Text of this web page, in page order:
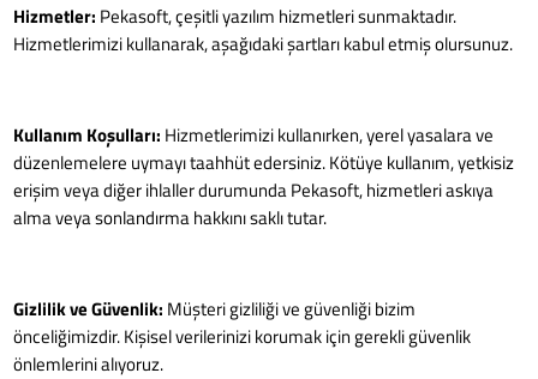
Hizmetler: Pekasoft, çeşitli yazılım hizmetleri sunmaktadır.
Hizmetlerimizi kullanarak, aşağıdaki şartları kabul etmiş olursunuz.
Kullanım Koşulları: Hizmetlerimizi kullanırken, yerel yasalara ve
düzenlemelere uymayı taahhüt edersiniz. Kötüye kullanım, yetkisiz
erişim veya diğer ihlaller durumunda Pekasoft, hizmetleri askıya
alma veya sonlandırma hakkını saklı tutar.
Gizlilik ve Güvenlik: Müşteri gizliliği ve güvenliği bizim
önceliğimizdir. Kişisel verilerinizi korumak için gerekli güvenlik
önlemlerini alıyoruz.